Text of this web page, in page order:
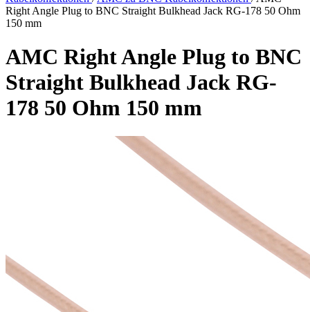
Right Angle Plug to BNC Straight Bulkhead Jack RG-178 50 Ohm
150 mm
AMC Right Angle Plug to BNC
Straight Bulkhead Jack RG-
178 50 Ohm 150 mm